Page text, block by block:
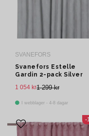
SVANEFORS
Svanefors Estelle
Gardin 2-pack Silver
1 299 kr
1 054 kr
I webblager - 4-8 dagar
-